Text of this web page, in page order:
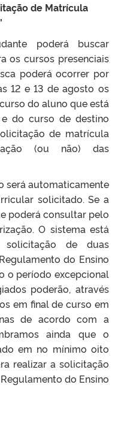
de Matrícula
poderá buscar
os cursos presenciais
poderá ocorrer por
12 e 13 de agosto os
do aluno que está
do curso de destino
de matrícula
(ou não) das
será automaticamente
solicitado. Se a
poderá consultar pelo
O sistema está
de duas
do Ensino
o período excepcional
poderão, através
em final de curso em
de acordo com a
ainda que o
em no mínimo oito
realizar a solicitação
do Ensino